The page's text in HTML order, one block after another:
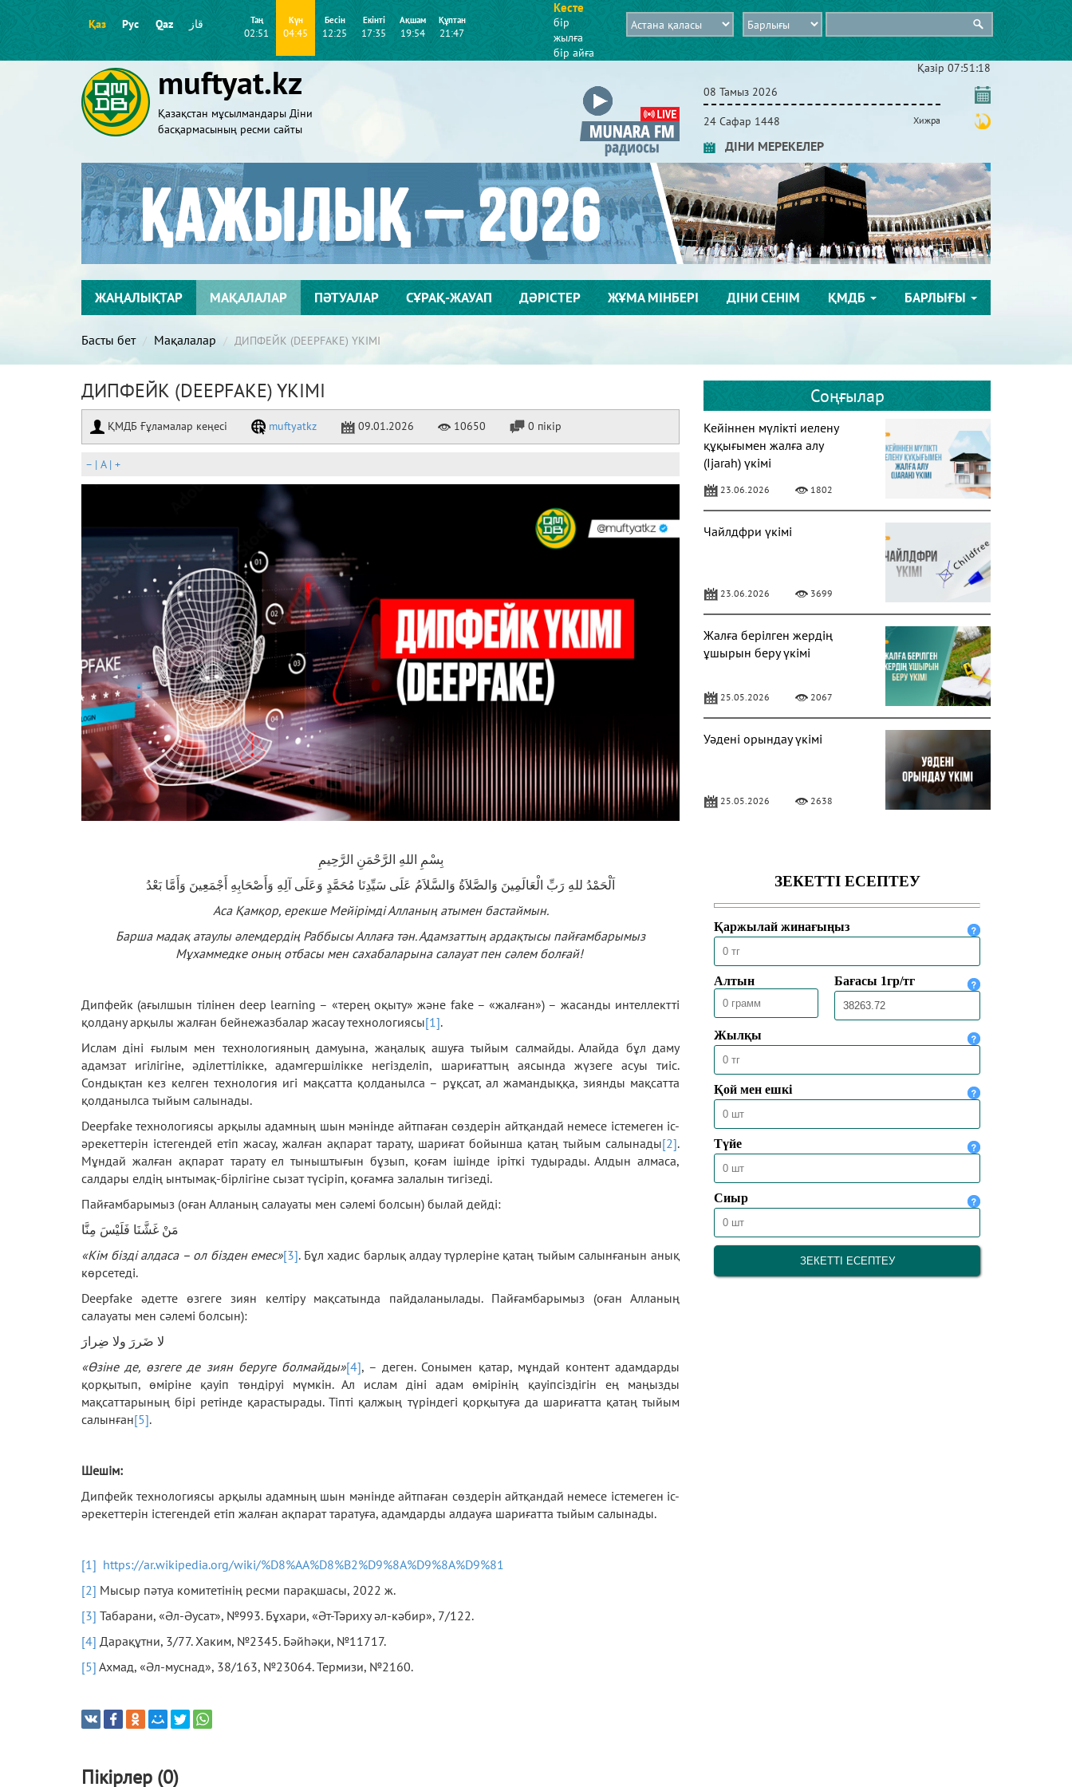
Қаз Рус Qaz قاز Таң
02:51
Күн
04:45
Бесін
12:25
Екінті
17:35
Ақшам
19:54
Құптан
21:47
Кесте
бір
жылға
бір айға
muftyat.kz
Қазақстан мұсылмандары Діни
басқармасының ресми сайты
Қазір 07:51:19
08 Тамыз 2026
24 Сафар 1448 Хижра
ДІНИ МЕРЕКЕЛЕР
ЖАҢАЛЫҚТАР МАҚАЛАЛАР ПӘТУАЛАР СҰРАҚ-ЖАУАП ДӘРІСТЕР ЖҰМА МІНБЕРІ ДІНИ СЕНІМ ҚМДБ БАРЛЫҒЫ
Басты бет Мақалалар ДИПФЕЙК (DEEPFAKE) ҮКІМІ
ДИПФЕЙК (DEEPFAKE) ҮКІМІ
ҚМДБ Ғұламалар кеңесі muftyatkz 09.01.2026 10650 0 пікір
– | A| +
بِسْمِ اللهِ الرَّحْمَنِ الرَّحِيمِ
اَلْحَمْدُ للهِ رَبِّ الْعَالَمِينَ وَالصَّلاَةُ وَالسَّلاَمُ عَلَى سَيِّدِنَا مُحَمَّدٍ وَعَلَى آلِهِ وَأَصْحَابِهِ أَجْمَعِينَ وَأَمَّا بَعْدُ
Аса Қамқор, ерекше Мейірімді Алланың атымен бастаймын.
Барша мадақ атаулы әлемдердің Раббысы Аллаға тән. Адамзаттың ардақтысы пайғамбарымыз
Мұхаммедке оның отбасы мен сахабаларына салауат пен сәлем болғай!
Дипфейк (ағылшын тілінен deep learning – «терең оқыту» және fake – «жалған») – жасанды интеллектті
қолдану арқылы жалған бейнежазбалар жасау технологиясы[1].
Ислам діні ғылым мен технологияның дамуына, жаңалық ашуға тыйым салмайды. Алайда бұл даму
адамзат игілігіне, әділеттілікке, адамгершілікке негізделіп, шариғаттың аясында жүзеге асуы тиіс.
Сондықтан кез келген технология игі мақсатта қолданылса – рұқсат, ал жамандыққа, зиянды мақсатта
қолданылса тыйым салынады.
Deepfake технологиясы арқылы адамның шын мәнінде айтпаған сөздерін айтқандай немесе істемеген іс-
әрекеттерін істегендей етіп жасау, жалған ақпарат тарату, шариғат бойынша қатаң тыйым салынады[2].
Мұндай жалған ақпарат тарату ел тыныштығын бұзып, қоғам ішінде іріткі тудырады. Алдын алмаса,
салдары елдің ынтымақ-бірлігіне сызат түсіріп, қоғамға залалын тигізеді.
Пайғамбарымыз (оған Алланың салауаты мен сәлемі болсын) былай дейді:
مَنْ غَشَّنَا فَلَيْسَ مِنَّا
«Кім бізді алдаса – ол бізден емес»[3]. Бұл хадис барлық алдау түрлеріне қатаң тыйым салынғанын анық
көрсетеді.
Deepfake әдетте өзгеге зиян келтіру мақсатында пайдаланылады. Пайғамбарымыз (оған Алланың
салауаты мен сәлемі болсын):
لا ضَررَ ولا ضِرارَ
«Өзіне де, өзгеге де зиян беруге болмайды»[4], – деген. Сонымен қатар, мұндай контент адамдарды
қорқытып, өміріне қауіп төндіруі мүмкін. Ал ислам діні адам өмірінің қауіпсіздігін ең маңызды
мақсаттарының бірі ретінде қарастырады. Тіпті қалжың түріндегі қорқытуға да шариғатта қатаң тыйым
салынған[5].
Шешім:
Дипфейк технологиясы арқылы адамның шын мәнінде айтпаған сөздерін айтқандай немесе істемеген іс-
әрекеттерін істегендей етіп жалған ақпарат таратуға, адамдарды алдауға шариғатта тыйым салынады.
[1] https://ar.wikipedia.org/wiki/%D8%AA%D8%B2%D9%8A%D9%8A%D9%81
[2] Мысыр пәтуа комитетінің ресми парақшасы, 2022 ж.
[3] Табарани, «Әл-Әусат», №993. Бұхари, «Әт-Тәриху әл-кәбир», 7/122.
[4] Дарақұтни, 3/77. Хаким, №2345. Бәйһәқи, №11717.
[5] Ахмад, «Әл-муснад», 38/163, №23064. Термизи, №2160.
Пікірлер (0)
Соңғылар
Кейіннен мүлікті иелену
құқығымен жалға алу
(Ijarah) үкімі
23.06.2026 1802
Чайлдфри үкімі
23.06.2026 3699
Жалға берілген жердің
ұшырын беру үкімі
25.05.2026 2067
Уәдені орындау үкімі
25.05.2026 2638
09.01.2026 5970
БИОТОКПЕН ЕМДЕУ ҮКІМІ
09.01.2026